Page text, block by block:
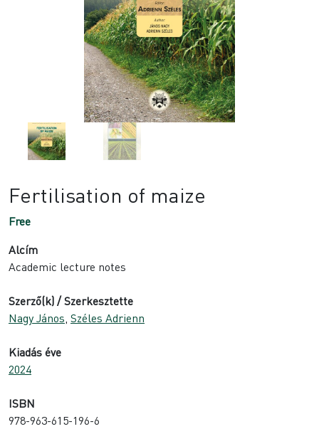
Fertilisation of maize
Free
Alcím
Academic lecture notes
Szerző(k) / Szerkesztette
Nagy János Széles Adrienn
Kiadás éve
2024
ISBN
978-963-615-196-6